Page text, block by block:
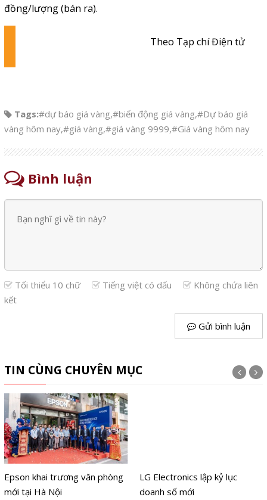
đồng/lượng (bán ra).
Theo Tạp chí Điện tử
Tags:#dự báo giá vàng,#biến động giá vàng,#Dự báo giá
vàng hôm nay,#giá vàng,#giá vàng 9999,#Giá vàng hôm nay
Bình luận
Tối thiểu 10 chữ Tiếng việt có dấu
Không chứa liên
kết
Gửi bình luận
TIN CÙNG CHUYÊN MỤC
Epson khai trương văn phòng
mới tại Hà Nội
LG Electronics lập kỷ lục
doanh số mới